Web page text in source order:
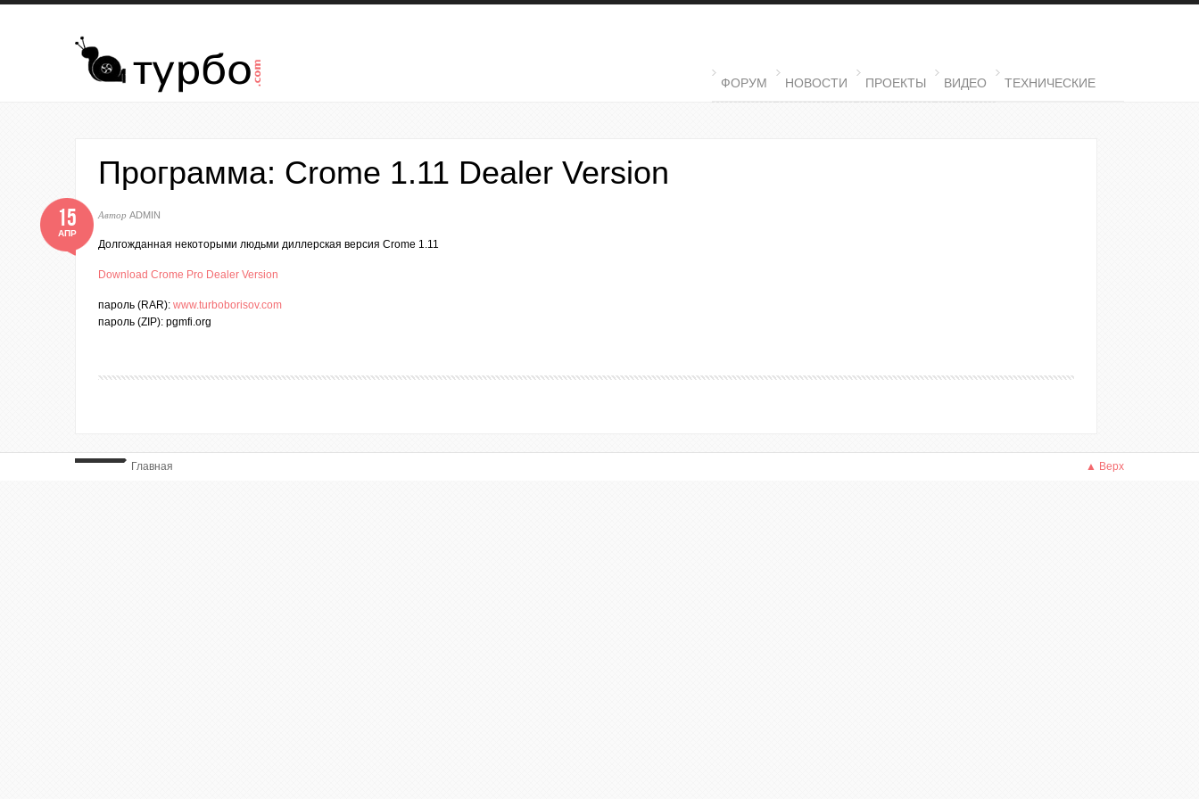
Перейти к основному содержанию
MAIN MENU
ФОРУМ НОВОСТИ ПРОЕКТЫ ВИДЕО ТЕХНИЧЕСКИЕ
Программа: Crome 1.11 Dealer Version
Автор ADMIN
15
АПР
Долгожданная некоторыми людьми диллерская версия Crome 1.11
Download Crome Pro Dealer Version
пароль (RAR): www.turboborisov.com
пароль (ZIP): pgmfi.org
Главная ▲ Верх